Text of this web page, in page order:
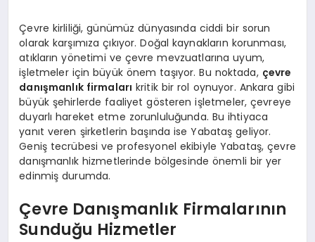
Çevre kirliliği, günümüz dünyasında ciddi bir sorun
olarak karşımıza çıkıyor. Doğal kaynakların korunması,
atıkların yönetimi ve çevre mevzuatlarına uyum,
işletmeler için büyük önem taşıyor. Bu noktada, çevre
danışmanlık firmaları kritik bir rol oynuyor. Ankara gibi
büyük şehirlerde faaliyet gösteren işletmeler, çevreye
duyarlı hareket etme zorunluluğunda. Bu ihtiyaca
yanıt veren şirketlerin başında ise Yabataş geliyor.
Geniş tecrübesi ve profesyonel ekibiyle Yabataş, çevre
danışmanlık hizmetlerinde bölgesinde önemli bir yer
edinmiş durumda.
Çevre Danışmanlık Firmalarının
Sunduğu Hizmetler